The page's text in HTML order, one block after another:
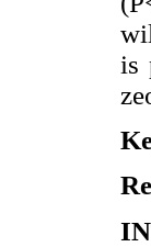
is